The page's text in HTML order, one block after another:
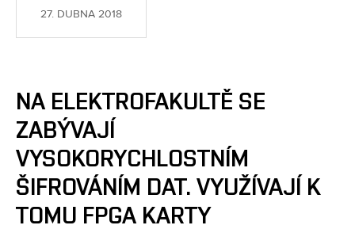
27. DUBNA 2018
NA ELEKTROFAKULTĚ SE
ZABÝVAJÍ
VYSOKORYCHLOSTNÍM
ŠIFROVÁNÍM DAT. VYUŽÍVAJÍ K
TOMU FPGA KARTY